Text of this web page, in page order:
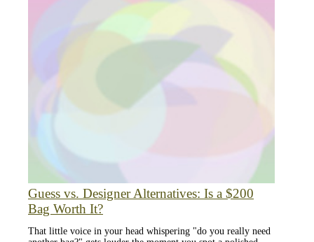
Guess vs. Designer Alternatives: Is a $200
Bag Worth It?
That little voice in your head whispering "do you really need